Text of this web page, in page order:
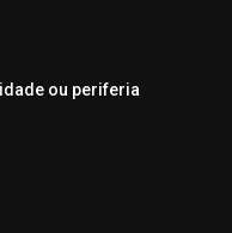
ou periferia